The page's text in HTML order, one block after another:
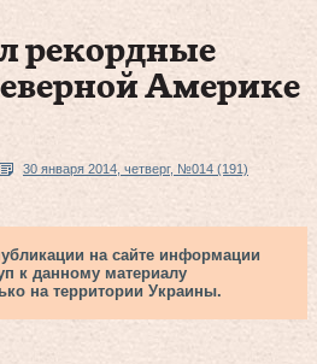
рекордные
Америке
30 января 2014, четверг, №014 (191)
на сайте информации
к данному материалу
на территории Украины.